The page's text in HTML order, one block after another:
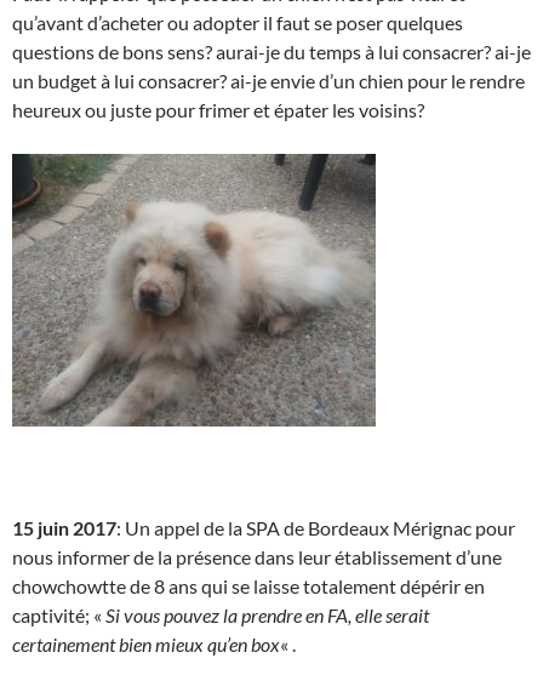
qu’avant d’acheter ou adopter il faut se poser quelques
questions de bons sens? aurai-je du temps à lui consacrer? ai-je
un budget à lui consacrer? ai-je envie d’un chien pour le rendre
heureux ou juste pour frimer et épater les voisins?
15 juin 2017: Un appel de la SPA de Bordeaux Mérignac pour
nous informer de la présence dans leur établissement d’une
chowchowtte de 8 ans qui se laisse totalement dépérir en
captivité; « Si vous pouvez la prendre en FA, elle serait
certainement bien mieux qu’en box« .